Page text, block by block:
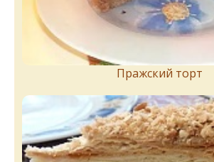
Пражский торт